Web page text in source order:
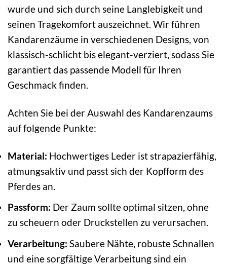
wurde und sich durch seine Langlebigkeit und
seinen Tragekomfort auszeichnet. Wir führen
Kandarenzäume in verschiedenen Designs, von
klassisch-schlicht bis elegant-verziert, sodass Sie
garantiert das passende Modell für Ihren
Geschmack finden.
Achten Sie bei der Auswahl des Kandarenzaums
auf folgende Punkte:
Material: Hochwertiges Leder ist strapazierfähig,
atmungsaktiv und passt sich der Kopfform des
Pferdes an.
Passform: Der Zaum sollte optimal sitzen, ohne
zu scheuern oder Druckstellen zu verursachen.
Verarbeitung: Saubere Nähte, robuste Schnallen
und eine sorgfältige Verarbeitung sind ein